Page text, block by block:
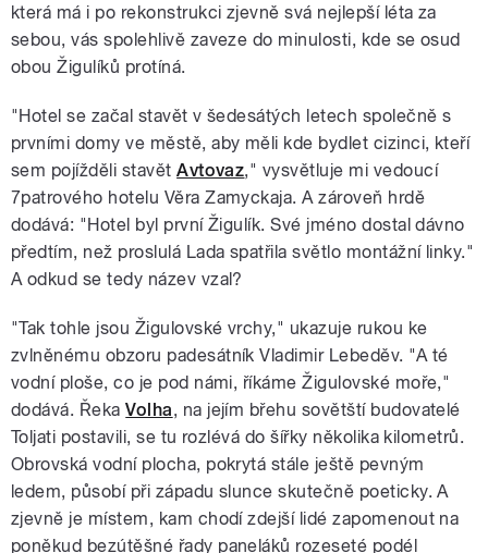
která má i po rekonstrukci zjevně svá nejlepší léta za
sebou, vás spolehlivě zaveze do minulosti, kde se osud
obou Žigulíků protíná.
"Hotel se začal stavět v šedesátých letech společně s
prvními domy ve městě, aby měli kde bydlet cizinci, kteří
sem pojížděli stavětAvtovaz," vysvětluje mi vedoucí
7patrového hotelu Věra Zamyckaja. A zároveň hrdě
dodává: "Hotel byl první Žigulík. Své jméno dostal dávno
předtím, než proslulá Lada spatřila světlo montážní linky."
A odkud se tedy název vzal?
"Tak tohle jsou Žigulovské vrchy," ukazuje rukou ke
zvlněnému obzoru padesátník Vladimir Lebeděv. "A té
vodní ploše, co je pod námi, říkáme Žigulovské moře,"
dodává. ŘekaVolha, na jejím břehu sovětští budovatelé
Toljati postavili, se tu rozlévá do šířky několika kilometrů.
Obrovská vodní plocha, pokrytá stále ještě pevným
ledem, působí při západu slunce skutečně poeticky. A
zjevně je místem, kam chodí zdejší lidé zapomenout na
poněkud bezútěšné řady paneláků rozeseté podél